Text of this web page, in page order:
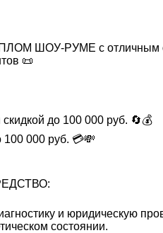
ШОУ-РУМЕ с отличным
📜
до 100 000 руб. 🔄💰
100 000 руб. 💳💸
и юридическую
состоянии.